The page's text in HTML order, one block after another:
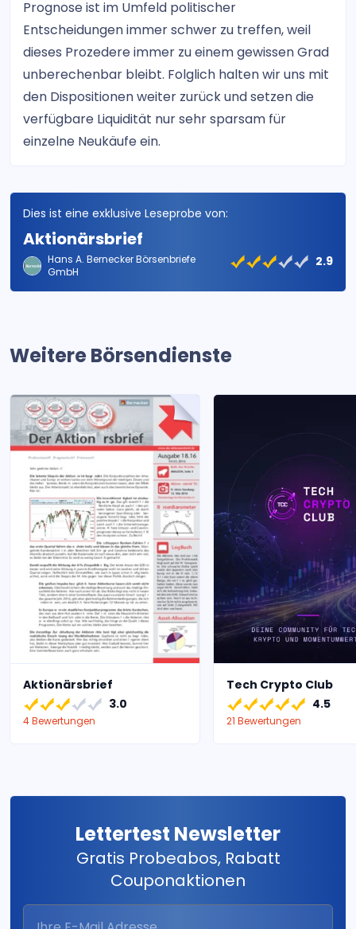
Prognose ist im Umfeld politischer
Entscheidungen immer schwer zu treffen, weil
dieses Prozedere immer zu einem gewissen Grad
unberechenbar bleibt. Folglich halten wir uns mit
den Dispositionen weiter zurück und setzen die
verfügbare Liquidität nur sehr sparsam für
einzelne Neukäufe ein.
Dies ist eine exklusive Leseprobe von:
Aktionärsbrief
Hans A. Bernecker Börsenbriefe
GmbH
2.9
Weitere Börsendienste
Aktionärsbrief
3.0
4 Bewertungen
Tech Crypto Club
4.5
21 Bewertungen
Lettertest Newsletter
Gratis Probeabos, Rabatt
Couponaktionen